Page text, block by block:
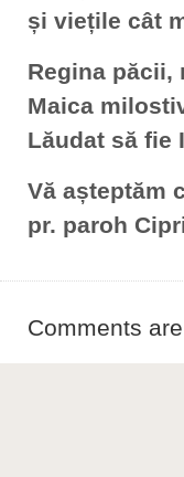
și viețile cât
Regina păcii,
Maica
Lăudat să fie
Vă așteptăm
pr. paroh
Comments